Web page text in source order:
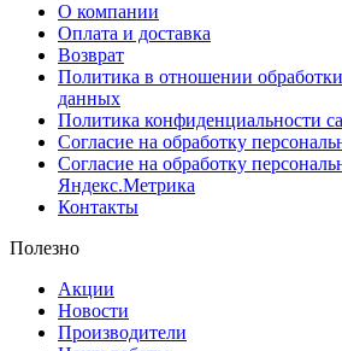
О компании
Оплата и доставка
Возврат
Политика в отношении
данных
Политика конфиденциальности
Согласие на обработку
Согласие на обработку
Яндекс.Метрика
Контакты
Полезно
Акции
Новости
Производители